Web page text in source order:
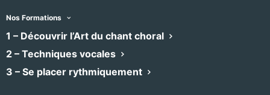
Nos Formations
1 – Découvrir l’Art du chant choral
2 – Techniques vocales
3 – Se placer rythmiquement
29/06/2025
Sélectionnez
une
date.
DIM